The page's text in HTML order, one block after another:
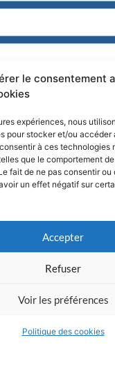
le consentement
expériences, nous
pour stocker et/ou accéder
à ces technologies
que le comportement
fait de ne pas consentir ou
un effet négatif sur
Accepter
Refuser
Voir les préférences
Politique des cookies
mes données personnelles
traitement de ma demande.
Envoyer